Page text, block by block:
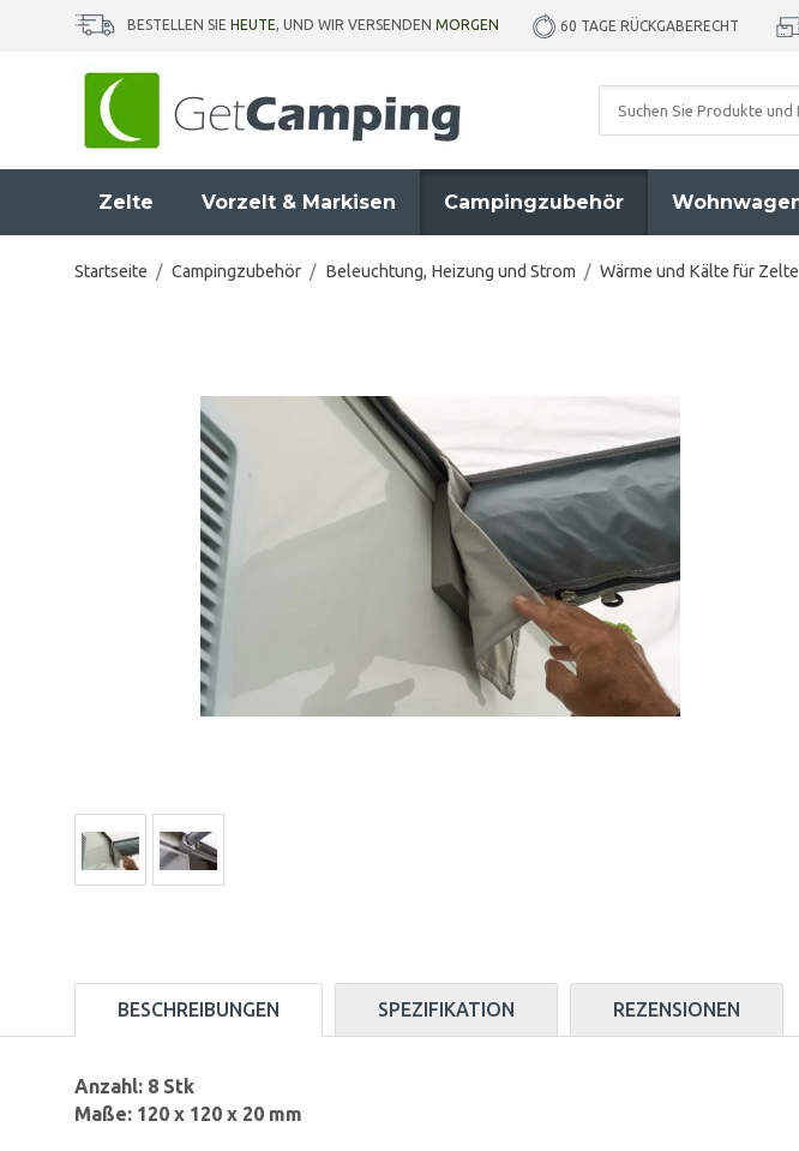
BESTELLEN SIE HEUTE, UND WIR VERSENDEN MORGEN 60 TAGE RÜCKGABERECHT
Zelte Vorzelt & Markisen Campingzubehör
Startseite / Campingzubehör / Beleuchtung, Heizung und Strom / Wärme und Kälte für
BESCHREIBUNGEN SPEZIFIKATION REZENSIONEN
Anzahl: 8 Stk
Maße: 120 x 120 x 20 mm